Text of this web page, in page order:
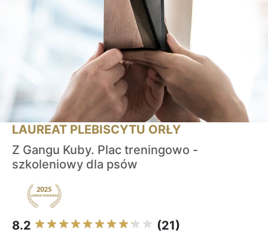
LAUREAT PLEBISCYTU ORŁY
Z Gangu Kuby. Plac treningowo -
szkoleniowy dla psów
8.2 (21)